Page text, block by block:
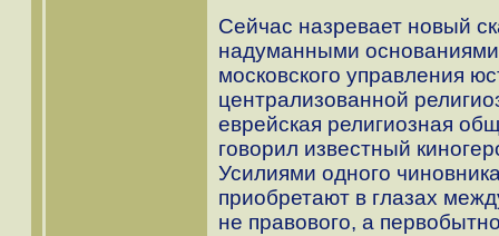
Сейчас назревает новый
надуманными основаниями
московского управления
централизованной
еврейская религиозная
говорил известный
Усилиями одного
приобретают в глазах
не правового, а